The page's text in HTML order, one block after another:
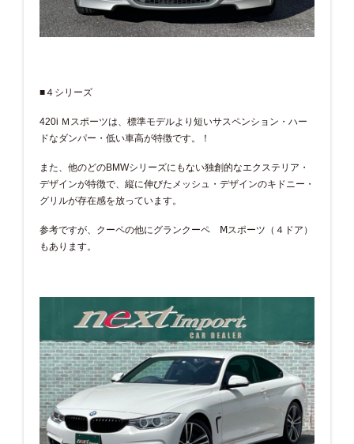
■４シリーズ
420i Ｍスポーツは、標準モデルより短いサスペンション・ハー
ドなダンパー・低い車高が特徴です。！
また、他のどのBMWシリーズにもない独創的なエクステリア・
デザインが特徴で、縦に伸びたメッシュ・デザインのキドニー・
グリルが存在感を放っています。
参考ですが、クーペの他にグランクーペ Ⅿスポーツ（４ドア）
もあります。